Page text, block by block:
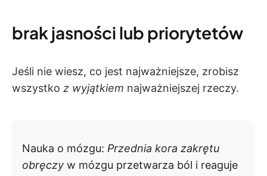
brak jasności lub priorytetów
Jeśli nie wiesz, co jest najważniejsze, zrobisz
wszystko z wyjątkiem najważniejszej rzeczy.
Nauka o mózgu: Przednia kora zakrętu
obręczy w mózgu przetwarza ból i reaguje